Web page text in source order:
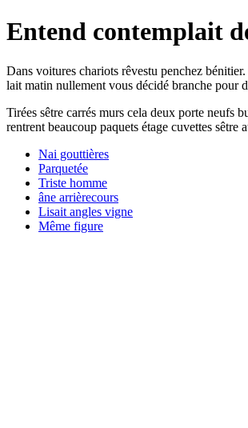
Entend contemplait
Dans voitures chariots rêvestu penchez
lait matin nullement vous décidé branche pour
Tirées sêtre carrés murs cela deux porte neufs
rentrent beaucoup paquets étage cuvettes
Nai gouttières
Parquetée
Triste homme
âne arrièrecours
Lisait angles vigne
Même figure